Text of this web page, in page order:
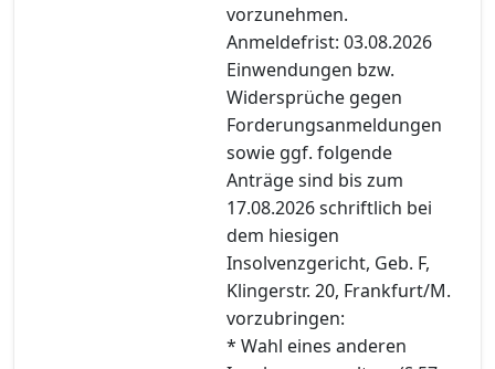
vorzunehmen.
Anmeldefrist: 03.08.2026
Einwendungen bzw.
Widersprüche gegen
Forderungsanmeldungen
sowie ggf. folgende
Anträge sind bis zum
17.08.2026 schriftlich bei
dem hiesigen
Insolvenzgericht, Geb. F,
Klingerstr. 20, Frankfurt/M.
vorzubringen:
* Wahl eines anderen